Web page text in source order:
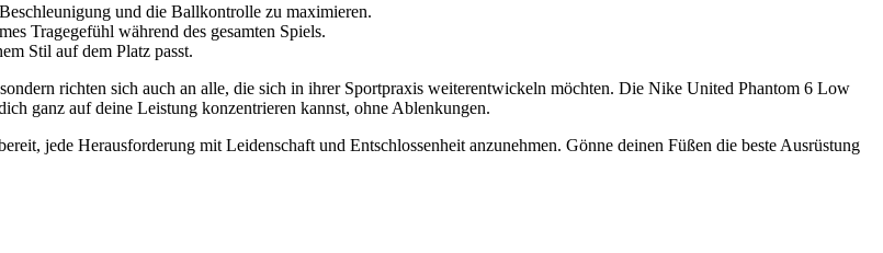
und die Ballkontrolle zu maximieren.
Tragegefühl während des gesamten Spiels.
Stil auf dem Platz passt.
richten sich auch an alle, die sich in ihrer Sportpraxis weiterentwickeln möchten. Die Nike United Phantom 6 Low
ganz auf deine Leistung konzentrieren kannst, ohne Ablenkungen.
jede Herausforderung mit Leidenschaft und Entschlossenheit anzunehmen. Gönne deinen Füßen die beste Ausrüstung